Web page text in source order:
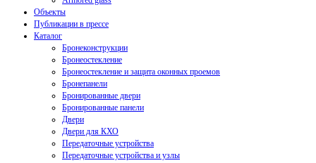
Объекты
Публикации в прессе
Каталог
Бронеконструкции
Бронеостекление
Бронеостекление и защита оконных проемов
Бронепанели
Бронированные двери
Бронированные панели
Двери
Двери для КХО
Передаточные устройства
Передаточные устройства и узлы